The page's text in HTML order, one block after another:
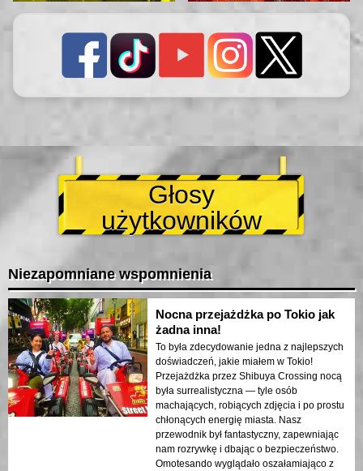
Głosy
użytkowników
Niezapomniane wspomnienia
Nocna przejażdżka po Tokio jak
żadna inna!
To była zdecydowanie jedna z najlepszych
doświadczeń, jakie miałem w Tokio!
Przejażdżka przez Shibuya Crossing nocą
była surrealistyczna — tyle osób
machających, robiących zdjęcia i po prostu
chłonących energię miasta. Nasz
przewodnik był fantastyczny, zapewniając
nam rozrywkę i dbając o bezpieczeństwo.
Omotesando wyglądało oszałamiająco z